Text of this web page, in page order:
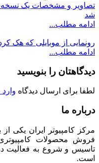
شد
ادامه مطلب...
رونمایی از موبایلی که هک
ادامه مطلب...
دیدگاهتان را بنویسید
لطفا برای ارسال دیدگاه
درباره ما
مرکز کامپیوتر ایران یکی
است.